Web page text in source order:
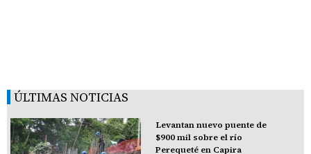
ÚLTIMAS NOTICIAS
Levantan nuevo puente de
$900 mil sobre el río
Perequeté en Capira